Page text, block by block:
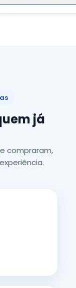
já
compraram,